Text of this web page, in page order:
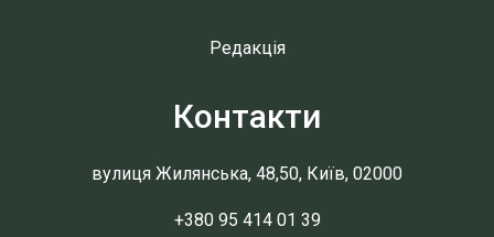
Редакція
Контакти
вулиця Жилянська, 48,50, Київ, 02000
+380 95 414 01 39